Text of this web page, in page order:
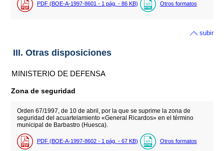
PDF (BOE-A-1997-8601 - 1 pág. - 86 KB) Otros formatos
subir
III. Otras disposiciones
MINISTERIO DE DEFENSA
Zona de seguridad
Orden 67/1997, de 10 de abril, por la que se suprime la zona de
seguridad del acuartelamiento «General Ricardos» en el término
municipal de Barbastro (Huesca).
PDF (BOE-A-1997-8602 - 1 pág. - 67 KB) Otros formatos